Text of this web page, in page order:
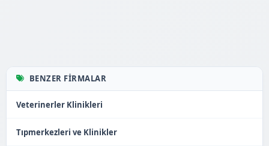
BENZER FIRMALAR
Veterinerler Klinikleri
Tıpmerkezleri ve Klinikler